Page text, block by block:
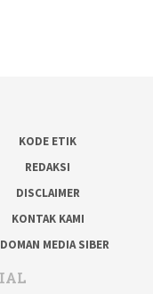
KODE ETIK
REDAKSI
DISCLAIMER
KONTAK KAMI
MEDIA SIBER